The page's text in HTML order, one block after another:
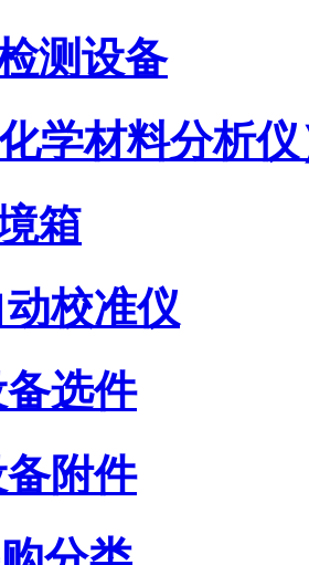
测设备
学材料分析仪
箱
校准仪
选件
附件